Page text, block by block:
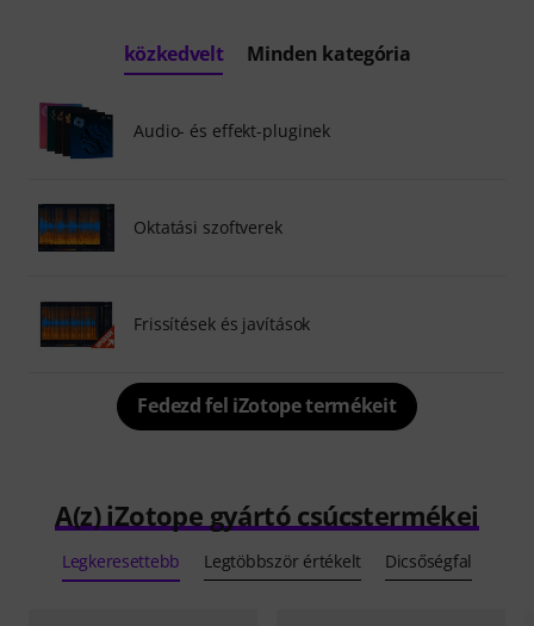
közkedvelt Minden kategória
Audio- és effekt-pluginek
Oktatási szoftverek
Frissítések és javítások
Fedezd fel iZotope termékeit
A(z) iZotope gyártó csúcstermékei
Legkeresettebb Legtöbbször értékelt Dicsőségfal